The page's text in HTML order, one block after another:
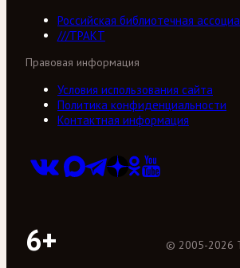
Российская библиотечная
///ТРАКТ
Правовая информация
Условия использования сайта
Политика конфиденциальности
Контактная информация
6+ © 2005-2026